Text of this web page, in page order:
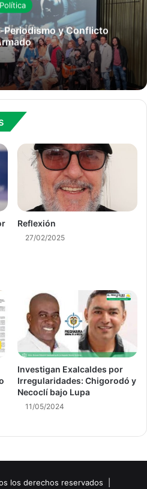
Política
Periodismo y Conflicto
Reflexión
27/02/2025
Investigan Exalcaldes por
Irregularidades: Chigorodó y
Necoclí bajo Lupa
11/05/2024
los derechos reservados |